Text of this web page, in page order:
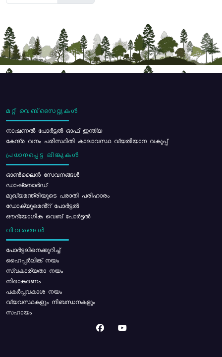
മറ്റ് വെബ്സൈറ്റുകൾ
നാഷണൽ പോർട്ടൽ ഓഫ് ഇന്ത്യ
കേന്ദ്ര വനം പരിസ്ഥിതി കാലാവസ്ഥ വ്യതിയാന വകുപ്പ്
പ്രധാനപ്പെട്ട ലിങ്കുകൾ
ഓൺലൈൻ സേവനങ്ങൾ
ഡാഷ്ബോർഡ്
മുഖ്യമന്ത്രിയുടെ പരാതി പരിഹാരം
ഡോക്യുമെൻ്റ് പോർട്ടൽ
ഔദ്യോഗിക വെബ് പോർട്ടൽ
വിവരങ്ങൾ
പോര്‍ട്ടലിനെക്കുറിച്ച്
ഹൈപ്പർലിങ്ക് നയം
സ്വകാര്യതാ നയം
നിരാകരണം
പകർപ്പവകാശ നയം
വ്യവസ്ഥകളും നിബന്ധനകളും
സഹായം